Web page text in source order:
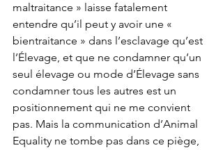
maltraitance » laisse fatalement
entendre qu’il peut y avoir une «
bientraitance » dans l’esclavage qu’est
l’Élevage, et que ne condamner qu’un
seul élevage ou mode d’Élevage sans
condamner tous les autres est un
positionnement qui ne me convient
pas. Mais la communication d’Animal
Equality ne tombe pas dans ce piège,